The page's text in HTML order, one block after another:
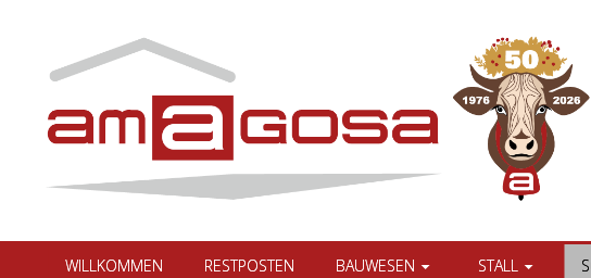
WILLKOMMEN RESTPOSTEN BAUWESEN STALL